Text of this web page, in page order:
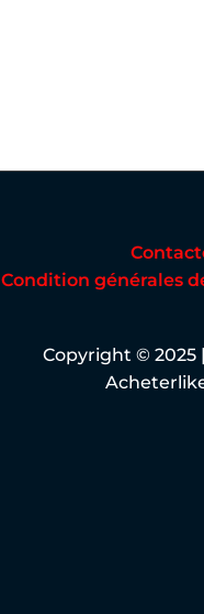
Condition générales
Copyright © 2025 |